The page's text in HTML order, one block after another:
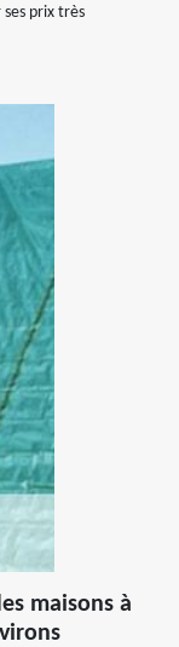
prix très
maisons à